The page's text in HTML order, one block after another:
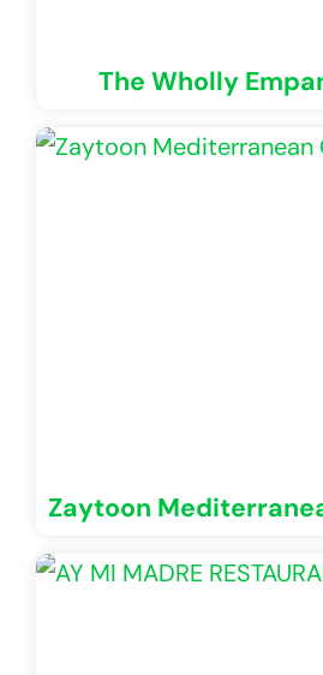
The Wholly
Zaytoon